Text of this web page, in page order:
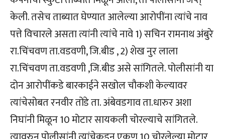
केली. तसेच ताब्यात घेण्यात आलेल्या आरोपींना त्यांचे नाव
पत्ते विचारले असता त्यांनी त्यांचे नावे 1) सचिन रामनाथ अंबुरे
रा.चिंचवण ता.वडवणी, जि.बीड , 2) शेख नुर लाला
रा.चिंचवण ता.वडवणी ,जि.बीड असे सांगितले. पोलीसांनी या
दोन आरोपींकडे बारकाईने सखोल चौकशी केल्यावर
त्यांचेसोबत रनवीर तोंडे ता. अंबेवडगाव ता.धारुर अशा
निघांनी मिळून 10 मोटार सायकली चोरल्याचे सांगितले.